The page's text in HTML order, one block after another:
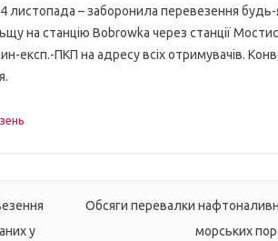
листопада – заборонила перевезення будь-
на станцію Bobrowka через станції
експ.-ПКП на адресу всіх отримувачів.
у
Обсяги перевалки
морських